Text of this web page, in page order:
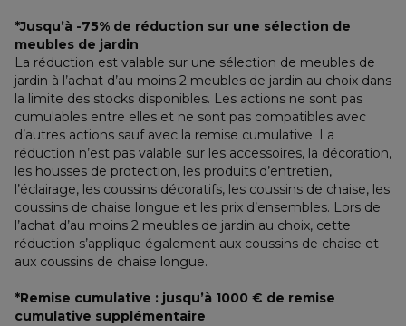
*Jusqu’à -75% de réduction sur une sélection de
meubles de jardin
La réduction est valable sur une sélection de meubles de
jardin à l’achat d’au moins 2 meubles de jardin au choix dans
la limite des stocks disponibles. Les actions ne sont pas
cumulables entre elles et ne sont pas compatibles avec
d’autres actions sauf avec la remise cumulative. La
réduction n’est pas valable sur les accessoires, la décoration,
les housses de protection, les produits d’entretien,
l’éclairage, les coussins décoratifs, les coussins de chaise, les
coussins de chaise longue et les prix d’ensembles. Lors de
l’achat d’au moins 2 meubles de jardin au choix, cette
réduction s’applique également aux coussins de chaise et
aux coussins de chaise longue.
*Remise cumulative : jusqu’à 1000 € de remise
cumulative supplémentaire